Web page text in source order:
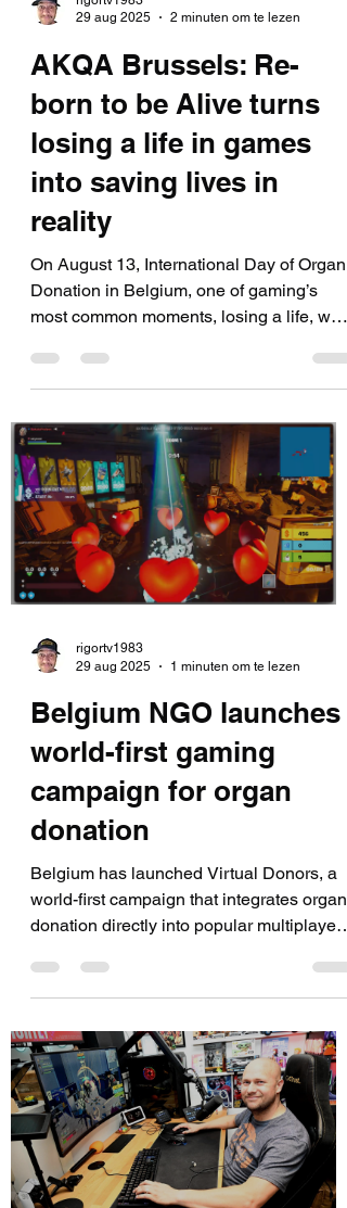
29 aug 2025
2 minuten om te lezen
AKQA Brussels: Re-
born to be Alive turns
losing a life in games
into saving lives in
reality
On August 13, International Day of Organ
most common moments, losing a life, was
turned into a...
29 aug 2025
1 minuten om te lezen
Belgium NGO launches
world-first gaming
campaign for organ
donation
Belgium has launched Virtual Donors, a
donation directly into popular multiplayer
games,...